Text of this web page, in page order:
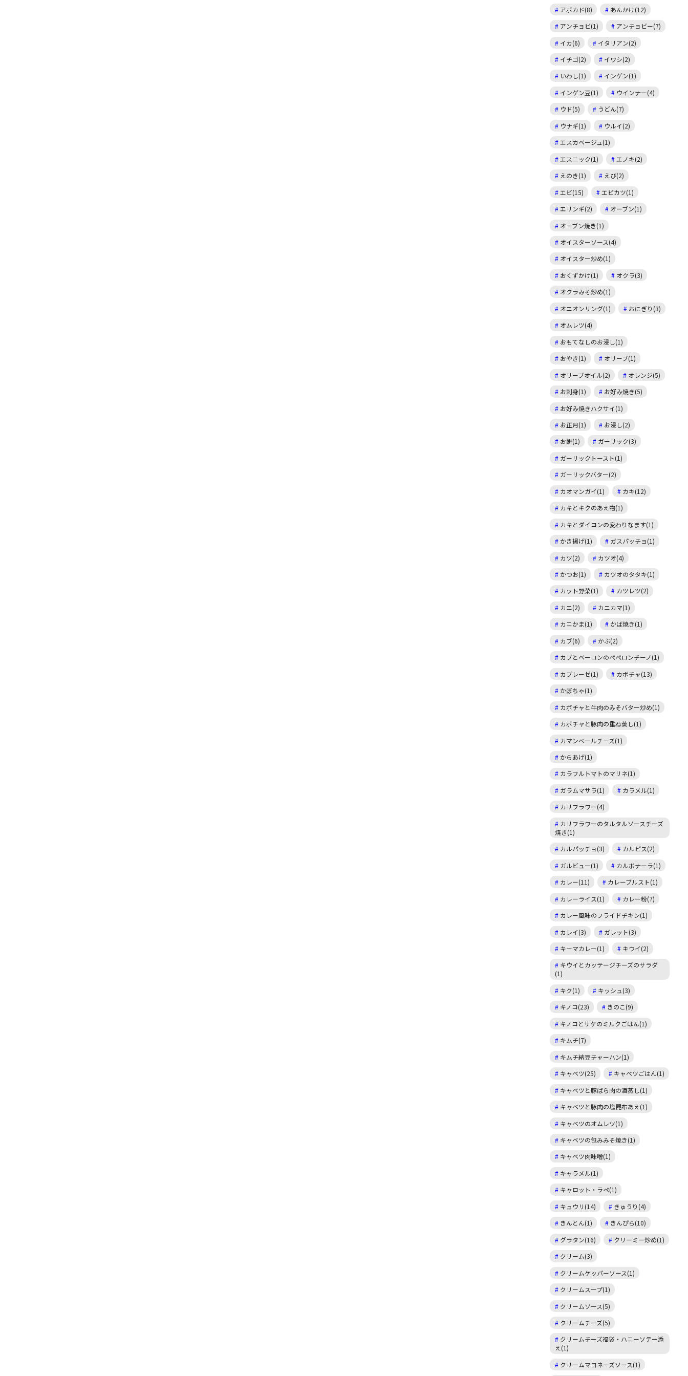
アボカド(8)
あんかけ(12)
アンチョビ(1)
アンチョビー(7)
イカ(6)
イタリアン(2)
イチゴ(2)
イワシ(2)
いわし(1)
インゲン(1)
インゲン豆(1)
ウインナー(4)
ウド(5)
うどん(7)
ウナギ(1)
ウルイ(2)
エスカベージュ(1)
エスニック(1)
エノキ(2)
えのき(1)
えび(2)
エビ(15)
エビカツ(1)
エリンギ(2)
オーブン(1)
オーブン焼き(1)
オイスターソース(4)
オイスター炒め(1)
おくずかけ(1)
オクラ(3)
オクラみそ炒め(1)
オニオンリング(1)
おにぎり(3)
オムレツ(4)
おもてなしのお浸し(1)
おやき(1)
オリーブ(1)
オリーブオイル(2)
オレンジ(5)
お刺身(1)
お好み焼き(5)
お好み焼きハクサイ(1)
お正月(1)
お浸し(2)
お餅(1)
ガーリック(3)
ガーリックトースト(1)
ガーリックバター(2)
カオマンガイ(1)
カキ(12)
カキとキクのあえ物(1)
カキとダイコンの変わりなます(1)
かき揚げ(1)
ガスパッチョ(1)
カツ(2)
カツオ(4)
かつお(1)
カツオのタタキ(1)
カット野菜(1)
カツレツ(2)
カニ(2)
カニカマ(1)
カニかま(1)
かば焼き(1)
カブ(6)
かぶ(2)
カブとベーコンのペペロンチーノ(1)
カプレーゼ(1)
カボチャ(13)
かぼちゃ(1)
カボチャと牛肉のみそバター炒め(1)
カボチャと豚肉の重ね蒸し(1)
カマンベールチーズ(1)
からあげ(1)
カラフルトマトのマリネ(1)
ガラムマサラ(1)
カラメル(1)
カリフラワー(4)
カリフラワーのタルタルソースチーズ
焼き(1)
カルパッチョ(3)
カルピス(2)
ガルビュー(1)
カルボナーラ(1)
カレー(11)
カレーブルスト(1)
カレーライス(1)
カレー粉(7)
カレー風味のフライドチキン(1)
カレイ(3)
ガレット(3)
キーマカレー(1)
キウイ(2)
キウイとカッテージチーズのサラダ
(1)
キク(1)
キッシュ(3)
キノコ(23)
きのこ(9)
キノコとサケのミルクごはん(1)
キムチ(7)
キムチ納豆チャーハン(1)
キャベツ(25)
キャベツごはん(1)
キャベツと豚ばら肉の酒蒸し(1)
キャベツと豚肉の塩昆布あえ(1)
キャベツのオムレツ(1)
キャベツの包みみそ焼き(1)
キャベツ肉味噌(1)
キャラメル(1)
キャロット・ラペ(1)
キュウリ(14)
きゅうり(4)
きんとん(1)
きんぴら(10)
グラタン(16)
クリーミー炒め(1)
クリーム(3)
クリームケッパーソース(1)
クリームスープ(1)
クリームソース(5)
クリームチーズ(5)
クリームチーズ福袋・ハニーソテー添
え(1)
クリームマヨネーズソース(1)